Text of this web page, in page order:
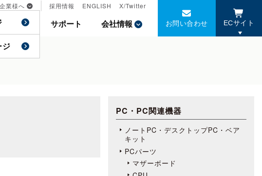
特集 サポート 会社情報
業様へ
ジ
採用情報 ENGLISH X/Twitter
お問い合わせ ECサイト
特集 サポート 会社情報
業様へ
ジ
採用情報 ENGLISH X/Twitter
お問い合わせ ECサイト
PC・PC関連機器
ノートPC・デスクトップPC・ベア
キット
PCパーツ
マザーボード